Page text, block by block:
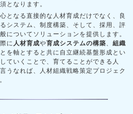
となります。
となる直接的な人材育成だけでなく、良
システム、制度構築、そして、採用、評
についてソリューションを提供します。
に 人材育成や育成システムの構築、 組織
を軸とすると共に自立継続基盤形成とい
ていくことで、育てることができる人
うなれば、人材組織戦略策定プロジェク